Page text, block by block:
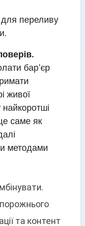
для переливу
бар’єр
живої
найкоротші
саме як
методами
та контент